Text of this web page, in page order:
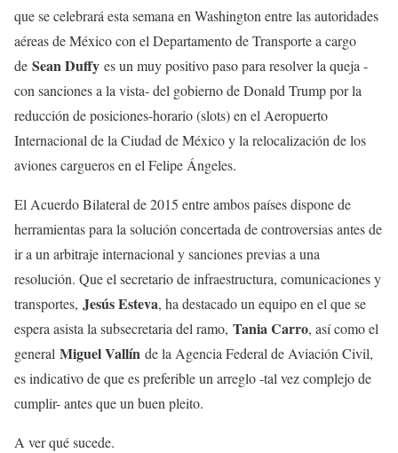
que se celebrará esta semana en Washington entre las autoridades
aéreas de México con el Departamento de Transporte a cargo
de Sean Duffy es un muy positivo paso para resolver la queja -
con sanciones a la vista- del gobierno de Donald Trump por la
reducción de posiciones-horario (slots) en el Aeropuerto
Internacional de la Ciudad de México y la relocalización de los
aviones cargueros en el Felipe Ángeles.
El Acuerdo Bilateral de 2015 entre ambos países dispone de
herramientas para la solución concertada de controversias antes de
ir a un arbitraje internacional y sanciones previas a una
resolución. Que el secretario de infraestructura, comunicaciones y
transportes, Jesús Esteva, ha destacado un equipo en el que se
espera asista la subsecretaria del ramo, Tania Carro, así como el
general Miguel Vallín de la Agencia Federal de Aviación Civil,
es indicativo de que es preferible un arreglo -tal vez complejo de
cumplir- antes que un buen pleito.
A ver qué sucede.